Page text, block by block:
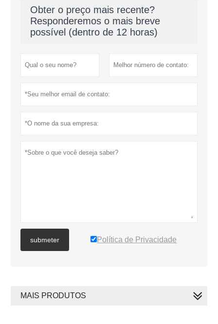
Obter o preço mais recente?
Responderemos o mais breve
possível (dentro de 12 horas)
submeter Política de Privacidade
MAIS PRODUTOS